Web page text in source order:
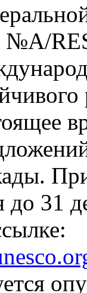
№A/
до 31